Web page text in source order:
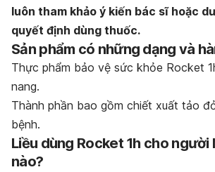
luôn tham khảo ý kiến bác sĩ hoặc
quyết định dùng thuốc.
Sản phẩm có những dạng và
Thực phẩm bảo vệ sức khỏe Rocket
nang.
Thành phần bao gồm chiết xuất tảo
bệnh.
Liều dùng Rocket 1h cho người
nào?